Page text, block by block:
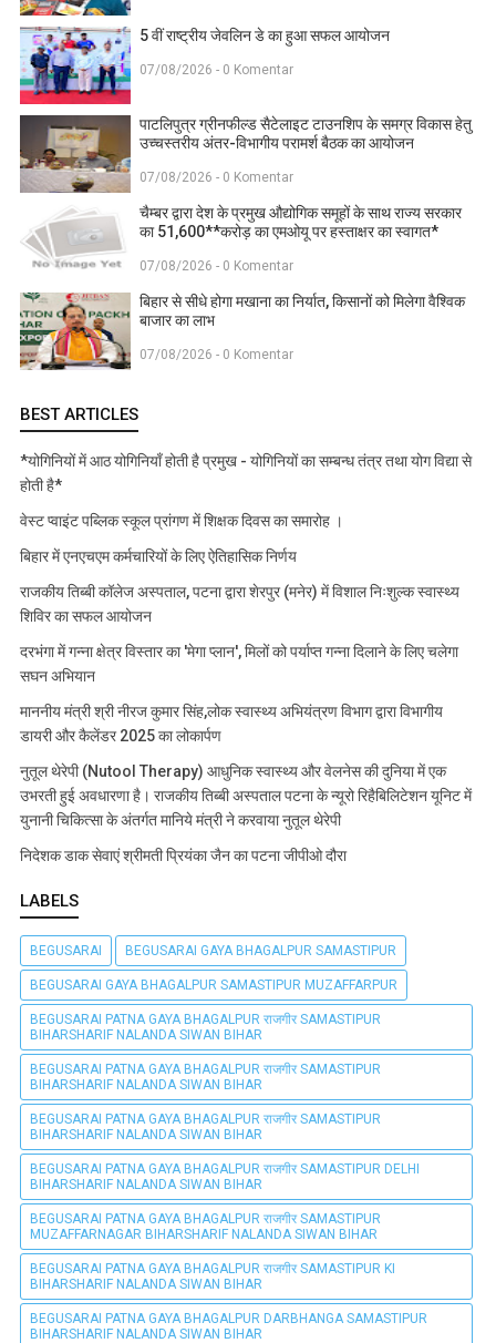
5 वीं राष्ट्रीय जेवलिन डे का हुआ सफल आयोजन
07/08/2026 - 0 Komentar
पाटलिपुत्र ग्रीनफील्ड सैटेलाइट टाउनशिप के समग्र विकास हेतु
उच्चस्तरीय अंतर-विभागीय परामर्श बैठक का आयोजन
07/08/2026 - 0 Komentar
चैम्बर द्वारा देश के प्रमुख औद्योगिक समूहों के साथ राज्य सरकार
का 51,600**करोड़ का एमओयू पर हस्ताक्षर का स्वागत*
07/08/2026 - 0 Komentar
बिहार से सीधे होगा मखाना का निर्यात, किसानों को मिलेगा वैश्विक
बाजार का लाभ
07/08/2026 - 0 Komentar
BEST ARTICLES
*योगिनियों में आठ योगिनियाँ होती है प्रमुख - योगिनियों का सम्बन्ध तंत्र तथा योग विद्या से
होती है*
वेस्ट प्वाइंट पब्लिक स्कूल प्रांगण में शिक्षक दिवस का समारोह ।
बिहार में एनएचएम कर्मचारियों के लिए ऐतिहासिक निर्णय
राजकीय तिब्बी कॉलेज अस्पताल, पटना द्वारा शेरपुर (मनेर) में विशाल निःशुल्क स्वास्थ्य
शिविर का सफल आयोजन
दरभंगा में गन्ना क्षेत्र विस्तार का 'मेगा प्लान', मिलों को पर्याप्त गन्ना दिलाने के लिए चलेगा
सघन अभियान
माननीय मंत्री श्री नीरज कुमार सिंह,लोक स्वास्थ्य अभियंत्रण विभाग द्वारा विभागीय
डायरी और कैलेंडर 2025 का लोकार्पण
नुतूल थेरेपी (Nutool Therapy) आधुनिक स्वास्थ्य और वेलनेस की दुनिया में एक
उभरती हुई अवधारणा है। राजकीय तिब्बी अस्पताल पटना के न्यूरो रिहैबिलिटेशन यूनिट में
युनानी चिकित्सा के अंतर्गत मानिये मंत्री ने करवाया नुतूल थेरेपी
निदेशक डाक सेवाएं श्रीमती प्रियंका जैन का पटना जीपीओ दौरा
LABELS
BEGUSARAI BEGUSARAI GAYA BHAGALPUR SAMASTIPUR
BEGUSARAI GAYA BHAGALPUR SAMASTIPUR MUZAFFARPUR
BEGUSARAI PATNA GAYA BHAGALPUR राजगीर SAMASTIPUR
BIHARSHARIF NALANDA SIWAN BIHAR
BEGUSARAI PATNA GAYA BHAGALPUR राजगीर SAMASTIPUR
BIHARSHARIF NALANDA SIWAN BIHAR
BEGUSARAI PATNA GAYA BHAGALPUR राजगीर SAMASTIPUR
BIHARSHARIF NALANDA SIWAN BIHAR
BEGUSARAI PATNA GAYA BHAGALPUR राजगीर SAMASTIPUR DELHI
BIHARSHARIF NALANDA SIWAN BIHAR
BEGUSARAI PATNA GAYA BHAGALPUR राजगीर SAMASTIPUR
MUZAFFARNAGAR BIHARSHARIF NALANDA SIWAN BIHAR
BEGUSARAI PATNA GAYA BHAGALPUR राजगीर SAMASTIPUR KI
BIHARSHARIF NALANDA SIWAN BIHAR
BEGUSARAI PATNA GAYA BHAGALPUR DARBHANGA SAMASTIPUR
BIHARSHARIF NALANDA SIWAN BIHAR